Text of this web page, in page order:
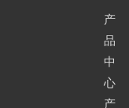
上每个供应商的资质
价格合适的扒谷机。
师时刻在线为您提供
费报价。欢迎广大客
微型链条刮板扒谷
产
品
中
心
产